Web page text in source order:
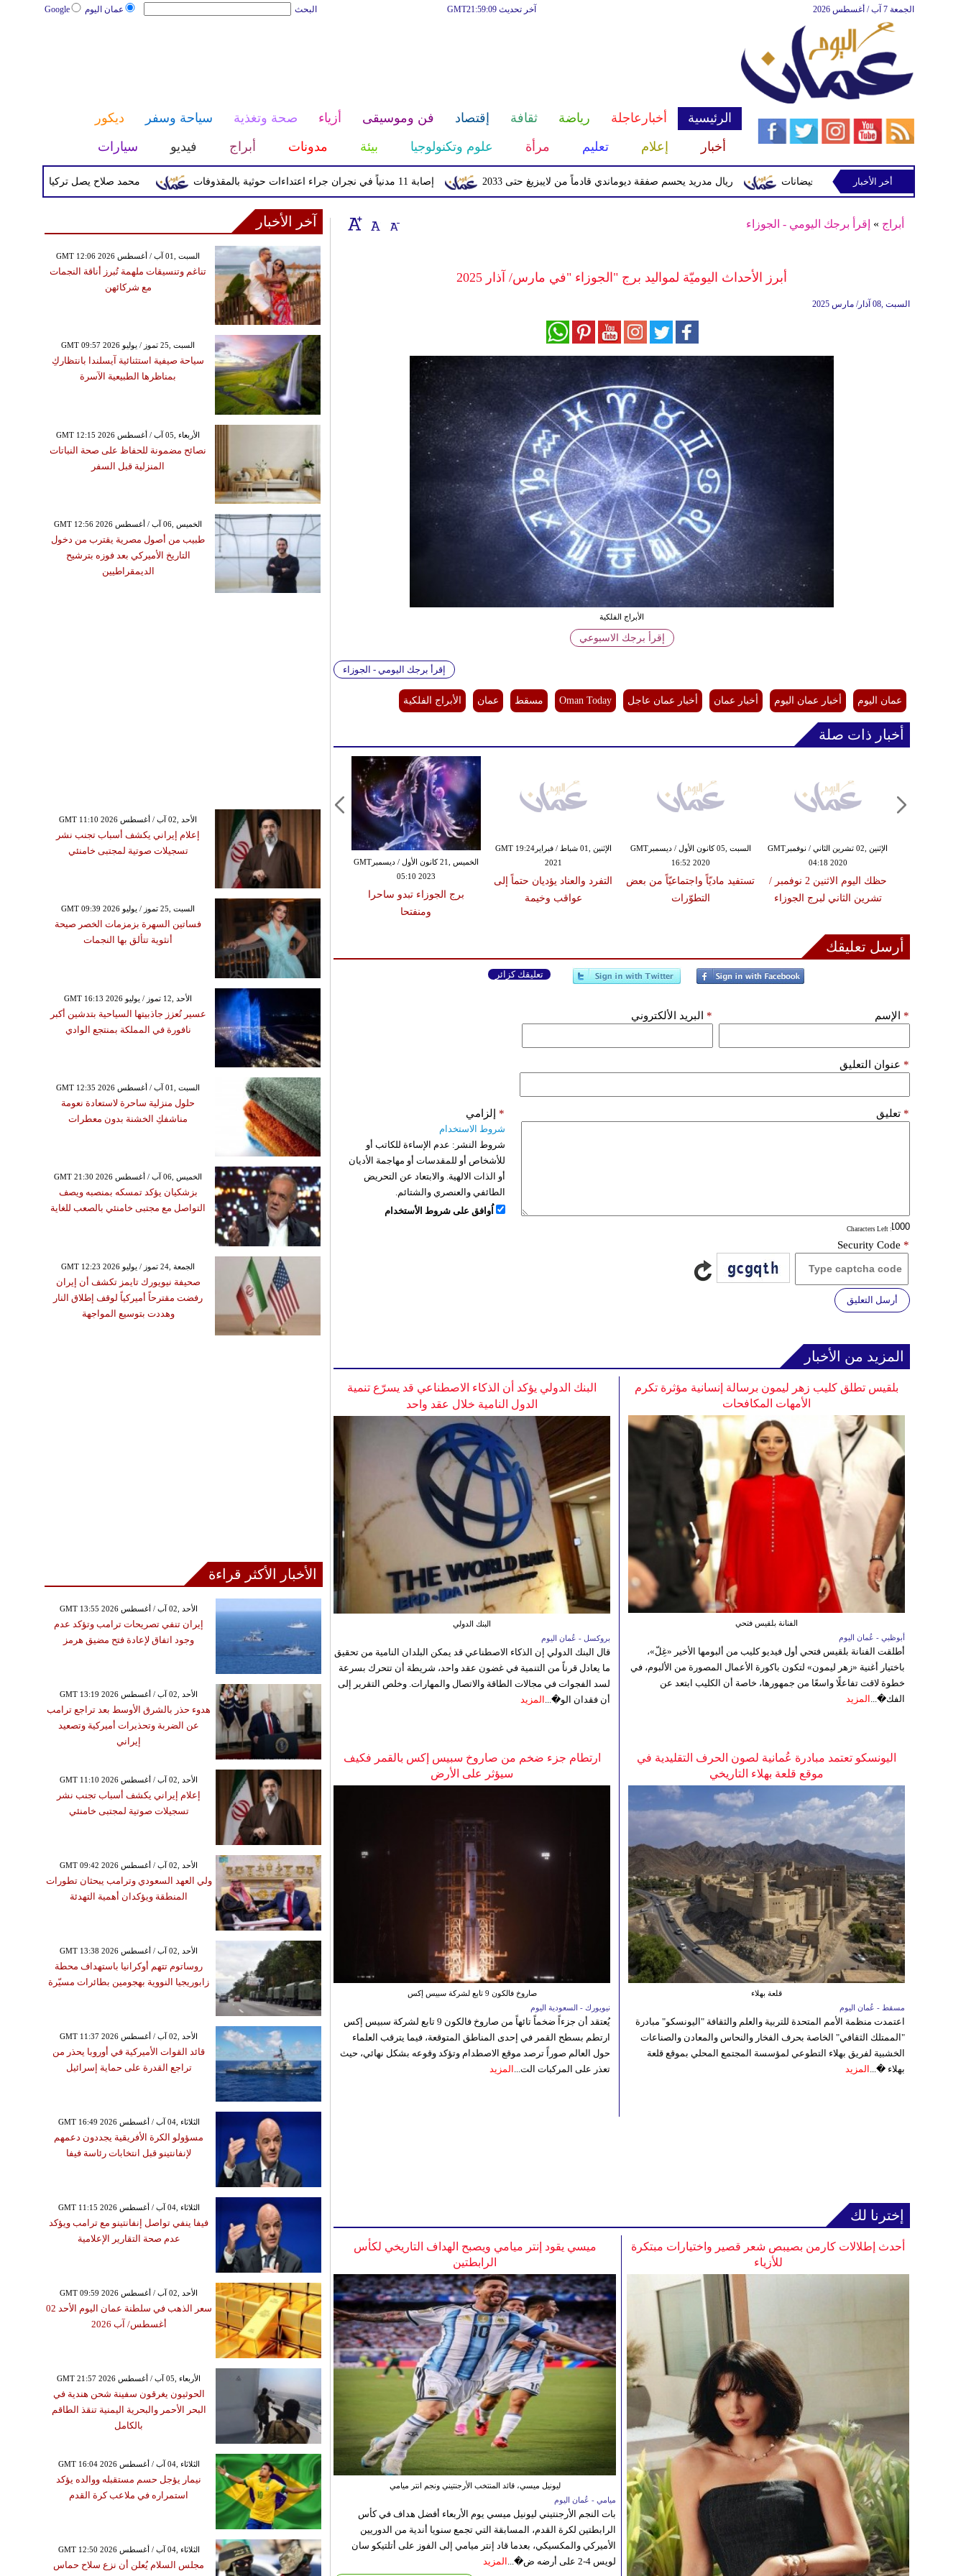
عمان اليوم Google البحث آخر تحديث GMT21:59:09 الجمعة 7 آب / أغسطس 2026
الرئيسية أخبارعاجلة رياضة ثقافة إقتصاد فن وموسيقى أزياء صحة وتغذية سياحة وسفر
ديكور
أخبار
إعلام تعليم مرأة علوم وتكنولوجيا بيئة مدونات أبراج فيديو سيارات
محمد صلاح يصل تركيا الأربعاء لإتمام إصابة 11 مدنياً في نجران جراء اعتداءات حوثية بالمقذوفات ريال مدريد يحسم صفقة ديوماندي قادماً من لايبزيغ حتى 2033 من أمطار غزيرة وفيضانات
أخر الأخبار
أبراج » إقرأ برجك اليومي - الجوزاء
أبرز الأحداث اليوميّة لمواليد برج "الجوزاء "في مارس/ آذار 2025
السبت ,08 آذار/ مارس 2025
الأبراج الفلكية
إقرأ برجك الاسبوعي
إقرأ برجك اليومي - الجوزاء
عمان اليوم أخبار عمان اليوم أخبار عمان أخبار عمان عاجل Oman Today مسقط عمان الأبراج الفلكية
أخبار ذات صلة
الخميس ,21 كانون الأول / ديسمبرGMT
05:10 2023
برج الجوزاء تبدو ساحرا
ومنفتحا
الإثنين ,01 شباط / فبرايرGMT 19:24
2021
التفرد والعناد يؤديان حتماً إلى
عواقب وخيمة
السبت ,05 كانون الأول / ديسمبرGMT
16:52 2020
تستفيد ماديّاً واجتماعيّاً من بعض
التطوّرات
الإثنين ,02 تشرين الثاني / نوفمبرGMT
04:18 2020
حظك اليوم الاثنين 2 نوفمبر /
تشرين الثاني لبرج الجوزاء
أرسل تعليقك
تعليقك كزائر
الإسم * البريد الألكتروني *
عنوان التعليق *
تعليق *
: Characters Left
إلزامي *
شروط الاستخدام
شروط النشر: عدم الإساءة للكاتب أو
للأشخاص أو للمقدسات أو مهاجمة الأديان
أو الذات الالهية. والابتعاد عن التحريض
الطائفي والعنصري والشتائم.
اُوافق على شروط الأستخدام
Security Code *
أرسل التعليق
المزيد من الأخبار
البنك الدولي يؤكد أن الذكاء الاصطناعي قد يسرّع تنمية
الدول النامية خلال عقد واحد
البنك الدولي
بروكسل - عُمان اليوم
قال البنك الدولي إن الذكاء الاصطناعي قد يمكن البلدان النامية من تحقيق
ما يعادل قرناً من التنمية في غضون عقد واحد، شريطة أن تتحرك بسرعة
لسد الفجوات في مجالات الطاقة والاتصال والمهارات. وخلص التقرير إلى
أن فقدان الو�... المزيد
بلقيس تطلق كليب زهر ليمون برسالة إنسانية مؤثرة تكرم
الأمهات المكافحات
الفنانة بلقيس فتحي
أبوظبي - عُمان اليوم
أطلقت الفنانة بلقيس فتحي أول فيديو كليب من ألبومها الأخير «غِلّ»،
باختيار أغنية «زهر ليمون» لتكون باكورة الأعمال المصورة من الألبوم، في
خطوة لاقت تفاعلًا واسعًا من جمهورها، خاصة أن الكليب ابتعد عن
الفك�... المزيد
ارتطام جزء ضخم من صاروخ سبيس إكس بالقمر فكيف
سيؤثر على الأرض
صاروخ فالكون 9 تابع لشركة سبيس إكس
نيويورك - السعودية اليوم
يُعتقد أن جزءاً ضخماً تائهاً من صاروخ فالكون 9 تابع لشركة سبيس إكس
ارتطم بسطح القمر في إحدى المناطق المتوقعة، فيما يترقب العلماء
حول العالم صوراً ترصد موقع الاصطدام وتؤكد وقوعه بشكل نهائي، حيث
تعذر على المركبات الت... المزيد
اليونسكو تعتمد مبادرة عُمانية لصون الحرف التقليدية في
موقع قلعة بهلاء التاريخي
قلعة بهلاء
مسقط - عُمان اليوم
اعتمدت منظمة الأمم المتحدة للتربية والعلم والثقافة "اليونسكو" مبادرة
"الممتلك الثقافي" الخاصة بحرف الفخار والنحاس والمعادن والصناعات
الخشبية لفريق بهلاء التطوعي لمؤسسة المجتمع المحلي بموقع قلعة
بهلاء �... المزيد
إخترنا لك
ميسي يقود إنتر ميامي ويصبح الهداف التاريخي لكأس
الرابطتين
ليونيل ميسي، قائد المنتخب الأرجنتيني ونجم انتر ميامي
ميامي - عُمان اليوم
بات النجم الأرجنتيني ليونيل ميسي يوم الأربعاء أفضل هداف في كأس
الرابطتين لكرة القدم، المسابقة التي تجمع سنويا أندية من الدوريين
الأميركي والمكسيكي، بعدما قاد إنتر ميامي إلى الفوز على أتلتيكو سان
لويس 4-2 على أرضه ض�...
المزيد
أحدث إطلالات كارمن بصيبص شعر قصير واختيارات مبتكرة
للأزياء
آخر الأخبار
GMT 12:06 2026 السبت ,01 آب / أغسطس
تناغم وتنسيقات ملهمة تُبرز أناقة النجمات
مع شركائهن
GMT 09:57 2026 السبت ,25 تموز / يوليو
سياحة صيفية استثنائية آيسلندا بانتظاركِ
بمناظرها الطبيعية الآسرة
GMT 12:15 2026 الأربعاء ,05 آب / أغسطس
نصائح مضمونة للحفاظ على صحة النباتات
المنزلية قبل السفر
GMT 12:56 2026 الخميس ,06 آب / أغسطس
طبيب من أصول مصرية يقترب من دخول
التاريخ الأميركي بعد فوزه بترشيح
الديمقراطيين
GMT 11:10 2026 الأحد ,02 آب / أغسطس
إعلام إيراني يكشف أسباب تجنب نشر
تسجيلات صوتية لمجتبى خامنئي
GMT 09:39 2026 السبت ,25 تموز / يوليو
فساتين السهرة بزمزمات الخصر صيحة
أنثوية تتألق بها النجمات
GMT 16:13 2026 الأحد ,12 تموز / يوليو
عسير تُعزز جاذبيتها السياحية بتدشين أكبر
نافورة في المملكة بمنتجع الوادي
GMT 12:35 2026 السبت ,01 آب / أغسطس
حلول منزلية ساحرة لاستعادة نعومة
مناشفكِ الخشنة بدون معطرات
GMT 21:30 2026 الخميس ,06 آب / أغسطس
بزشكيان يؤكد تمسكه بمنصبه ويصف
التواصل مع مجتبى خامنئي بالصعب للغاية
GMT 12:23 2026 الجمعة ,24 تموز / يوليو
صحيفة نيويورك تايمز تكشف أن إيران
رفضت مقترحاً أميركياً لوقف إطلاق النار
وهددت بتوسيع المواجهة
الأخبار الأكثر قراءة
GMT 13:55 2026 الأحد ,02 آب / أغسطس
إيران تنفي تصريحات ترامب وتؤكد عدم
وجود اتفاق لإعادة فتح مضيق هرمز
GMT 13:19 2026 الأحد ,02 آب / أغسطس
هدوء حذر بالشرق الأوسط بعد تراجع ترامب
عن الضربة وتحذيرات أميركية وتصعيد
إيراني
GMT 11:10 2026 الأحد ,02 آب / أغسطس
إعلام إيراني يكشف أسباب تجنب نشر
تسجيلات صوتية لمجتبى خامنئي
GMT 09:42 2026 الأحد ,02 آب / أغسطس
ولي العهد السعودي وترامب يبحثان تطورات
المنطقة ويؤكدان أهمية التهدئة
GMT 13:38 2026 الأحد ,02 آب / أغسطس
روساتوم تتهم أوكرانيا باستهداف محطة
زابوريجيا النووية بهجومين بطائرات مسيّرة
GMT 11:37 2026 الأحد ,02 آب / أغسطس
قائد القوات الأميركية في أوروبا يحذر من
تراجع القدرة على حماية إسرائيل
GMT 16:49 2026 الثلاثاء ,04 آب / أغسطس
مسؤولو الكرة الأفريقية يجددون دعمهم
لإنفانتينو قبل انتخابات رئاسة فيفا
GMT 11:15 2026 الثلاثاء ,04 آب / أغسطس
فيفا ينفي تواصل إنفانتينو مع ترامب ويؤكد
عدم صحة التقارير الإعلامية
GMT 09:59 2026 الأحد ,02 آب / أغسطس
سعر الذهب في سلطنة عمان اليوم الأحد 02
أغسطس/ آب 2026
GMT 21:57 2026 الأربعاء ,05 آب / أغسطس
الحوثيون يغرقون سفينة شحن هندية في
البحر الأحمر والبحرية اليمنية تنقذ الطاقم
بالكامل
GMT 16:04 2026 الثلاثاء ,04 آب / أغسطس
نيمار يؤجل حسم مستقبله ووالده يؤكد
استمراره في ملاعب كرة القدم
GMT 12:50 2026 الثلاثاء ,04 آب / أغسطس
مجلس السلام يُعلن أن نزع سلاح حماس